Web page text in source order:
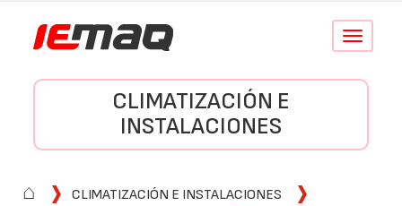
Conmutar
CLIMATIZACIÓN E
INSTALACIONES
⌂
CLIMATIZACIÓN E INSTALACIONES